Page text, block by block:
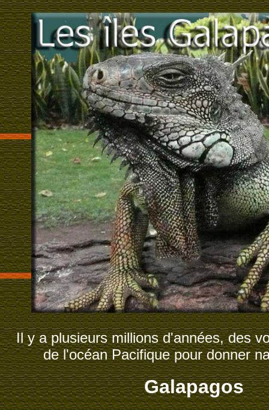
Il y a plusieurs millions d'années, des
de l'océan Pacifique pour donner
Galapagos